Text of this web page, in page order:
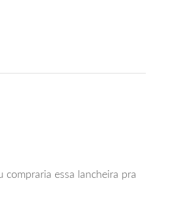
compraria essa lancheira pra